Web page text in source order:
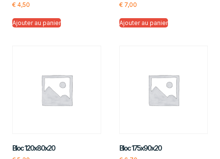
€ 4,50
Ajouter au panier
€7,00
Ajouter au panier
Bloc 120x80x20 Bloc 175x90x20